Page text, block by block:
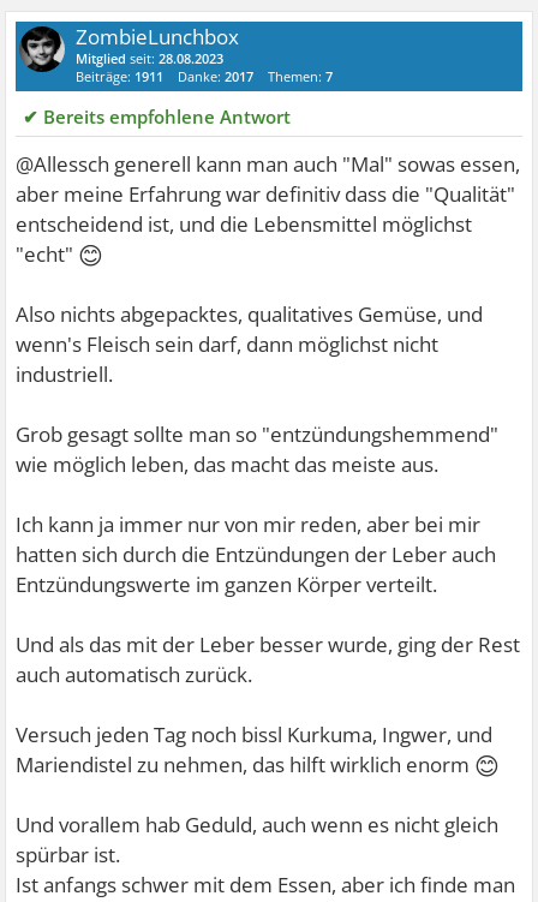
ZombieLunchbox
Mitglied seit:28.08.2023
Beiträge: 1911 Danke:2017 Themen:7
✔ Bereits empfohlene Antwort
@Allessch generell kann man auch "Mal" sowas essen,
aber meine Erfahrung war definitiv dass die "Qualität"
entscheidend ist, und die Lebensmittel möglichst
"echt" 😊
Also nichts abgepacktes, qualitatives Gemüse, und
wenn's Fleisch sein darf, dann möglichst nicht
industriell.
Grob gesagt sollte man so "entzündungshemmend"
wie möglich leben, das macht das meiste aus.
Ich kann ja immer nur von mir reden, aber bei mir
hatten sich durch die Entzündungen der Leber auch
Entzündungswerte im ganzen Körper verteilt.
Und als das mit der Leber besser wurde, ging der Rest
auch automatisch zurück.
Versuch jeden Tag noch bissl Kurkuma, Ingwer, und
Mariendistel zu nehmen, das hilft wirklich enorm 😊
Und vorallem hab Geduld, auch wenn es nicht gleich
spürbar ist.
Ist anfangs schwer mit dem Essen, aber ich finde man